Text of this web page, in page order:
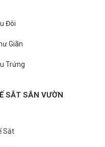
Đôi
Giãn
Trứng
SẮT SÂN VƯỜN
Sắt